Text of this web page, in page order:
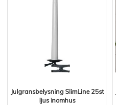
Julgransbelysning SlimLine 25st
ljus inomhus